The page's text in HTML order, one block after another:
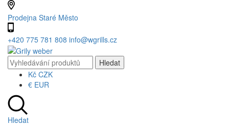
Prodejna Staré Město
+420 775 781 808 info@wgrills.cz
Kč CZK
€ EUR
Hledat